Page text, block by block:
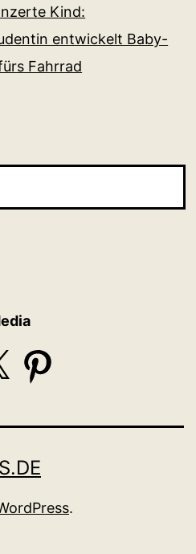
Kind:
entwickelt Baby-
Fahrrad
Pinterest
.